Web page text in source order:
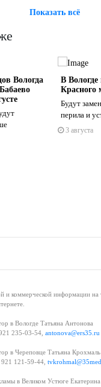
Показать всё
Вологда
В
Красного
Будут
перила и
3 августа
и коммерческой информации на
в Вологде Татьяна Антонова
235-03-54, antonova@ers35.ru
в Череповце Татьяна Крохмаль
121-59-44,
в Великом Устюге